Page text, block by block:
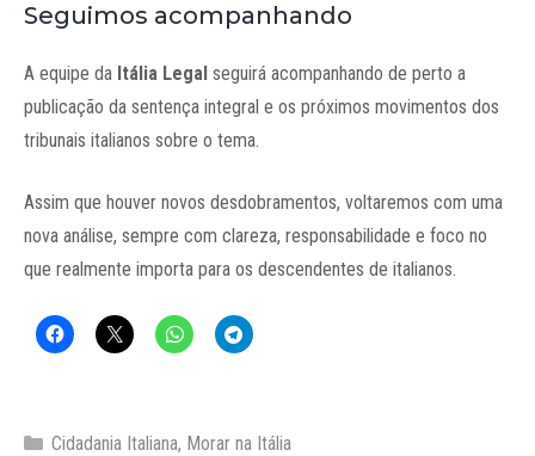
Seguimos acompanhando
A equipe da Itália Legal seguirá acompanhando de perto a
publicação da sentença integral e os próximos movimentos dos
tribunais italianos sobre o tema.
Assim que houver novos desdobramentos, voltaremos com uma
nova análise, sempre com clareza, responsabilidade e foco no
que realmente importa para os descendentes de italianos.
Categorias
Cidadania Italiana, Morar na Itália